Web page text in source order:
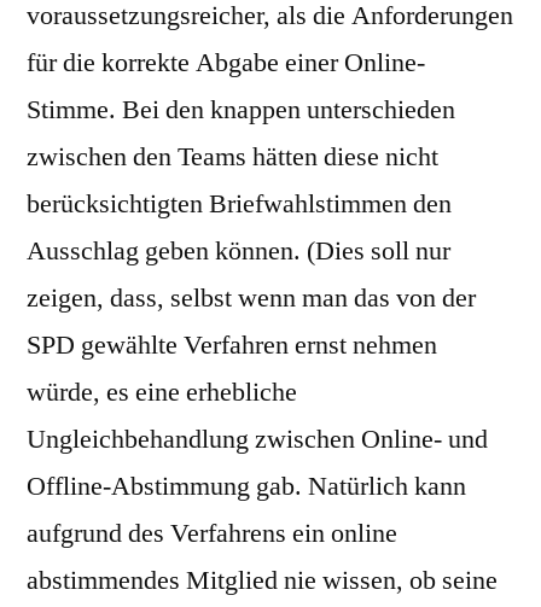
voraussetzungsreicher, als die Anforderungen
für die korrekte Abgabe einer Online-
Stimme. Bei den knappen unterschieden
zwischen den Teams hätten diese nicht
berücksichtigten Briefwahlstimmen den
Ausschlag geben können. (Dies soll nur
zeigen, dass, selbst wenn man das von der
SPD gewählte Verfahren ernst nehmen
würde, es eine erhebliche
Ungleichbehandlung zwischen Online- und
Offline-Abstimmung gab. Natürlich kann
aufgrund des Verfahrens ein online
abstimmendes Mitglied nie wissen, ob seine